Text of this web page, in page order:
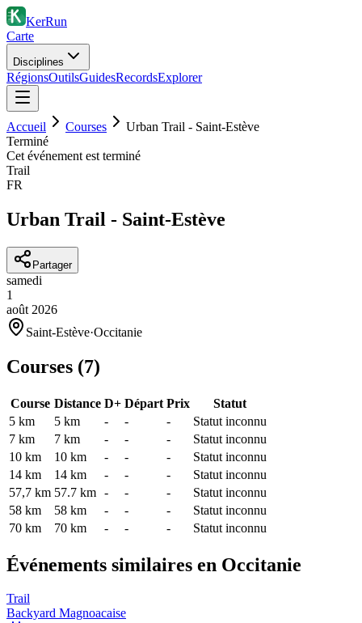
KerRun
Carte
Disciplines
RégionsOutilsGuidesRecordsExplorer
Accueil Courses
Urban Trail - Saint-Estève
Terminé
Cet événement est terminé
Trail
FR
Urban Trail - Saint-Estève
Partager
samedi
1
août 2026
Saint-Estève·Occitanie
Courses (7)
Course Distance D+ Départ Prix
Statut
5 km
5 km - - -
Statut inconnu
7 km
7 km - - -
Statut inconnu
10 km
10 km - - -
Statut inconnu
14 km
14 km - - -
Statut inconnu
57,7 km 57.7 km - - -
Statut inconnu
58 km
58 km - - -
Statut inconnu
70 km
70 km - - - Statut inconnu
Événements similaires en Occitanie
Trail
Backyard Magnoacaise